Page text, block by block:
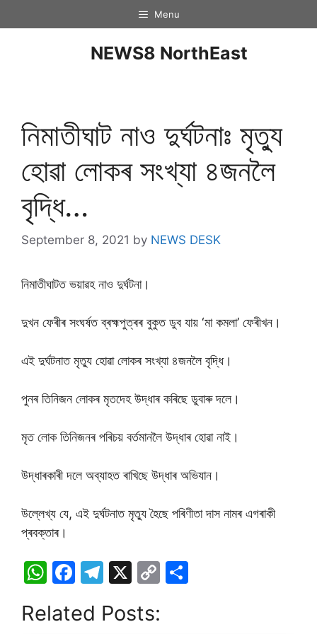
Menu
NEWS8 NorthEast
নিমাতীঘাট নাও দুৰ্ঘটনাঃ মৃত্যু
হোৱা লোকৰ সংখ্যা ৪জনলৈ
বৃদ্ধি…
September 8, 2021 by NEWS DESK
নিমাতীঘাটত ভয়াৱহ নাও দুৰ্ঘটনা।
দুখন ফেৰীৰ সংঘৰ্ষত ব্ৰহ্মপুত্ৰৰ বুকুত ডুব যায় ‘মা কমলা’ ফেৰীখন।
এই দুৰ্ঘটনাত মৃত্যু হোৱা লোকৰ সংখ্যা ৪জনলৈ বৃদ্ধি।
পুনৰ তিনিজন লোকৰ মৃতদেহ উদ্ধাৰ কৰিছে ডুবাৰু দলে।
মৃত লোক তিনিজনৰ পৰিচয় বৰ্তমানলৈ উদ্ধাৰ হোৱা নাই।
উদ্ধাৰকাৰী দলে অব্যাহত ৰাখিছে উদ্ধাৰ অভিযান।
উল্লেখ্য যে, এই দুৰ্ঘটনাত মৃত্যু হৈছে পৰিণীতা দাস নামৰ এগৰাকী
প্ৰবক্তাৰ।
W
at
F
c
T
e
X
C
Related Posts: